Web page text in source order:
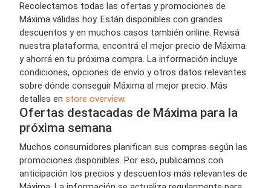
Recolectamos todas las ofertas y promociones de
Máxima válidas hoy. Están disponibles con grandes
descuentos y en muchos casos también online. Revisá
nuestra plataforma, encontrá el mejor precio de Máxima
y ahorrá en tu próxima compra. La información incluye
condiciones, opciones de envío y otros datos relevantes
sobre dónde conseguir Máxima al mejor precio. Más
detalles en store overview.
Ofertas destacadas de Máxima para la
próxima semana
Muchos consumidores planifican sus compras según las
promociones disponibles. Por eso, publicamos con
anticipación los precios y descuentos más relevantes de